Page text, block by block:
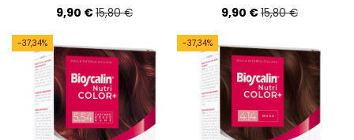
9,90 €15,80 €
9,90 €15,80 €
-37,34% -37,34%